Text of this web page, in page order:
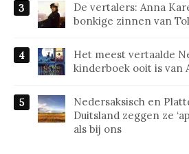
De vertalers: Anna
bonkige zinnen van
Het meest vertaalde
kinderboek ooit is van
Nedersaksisch en
Duitsland zeggen ze
als bij ons